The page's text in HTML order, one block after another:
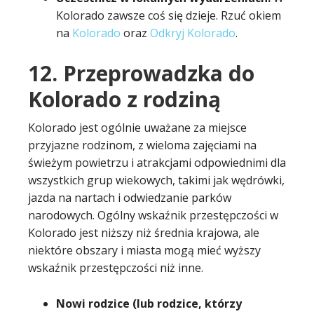
Kolorado zawsze coś się dzieje. Rzuć okiem
na Kolorado oraz Odkryj Kolorado.
12. Przeprowadzka do
Kolorado z rodziną
Kolorado jest ogólnie uważane za miejsce
przyjazne rodzinom, z wieloma zajęciami na
świeżym powietrzu i atrakcjami odpowiednimi dla
wszystkich grup wiekowych, takimi jak wędrówki,
jazda na nartach i odwiedzanie parków
narodowych. Ogólny wskaźnik przestępczości w
Kolorado jest niższy niż średnia krajowa, ale
niektóre obszary i miasta mogą mieć wyższy
wskaźnik przestępczości niż inne.
Nowi rodzice (lub rodzice, którzy